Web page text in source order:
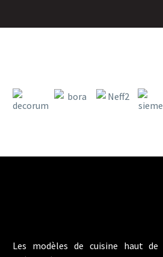
Les modèles de cuisine haut